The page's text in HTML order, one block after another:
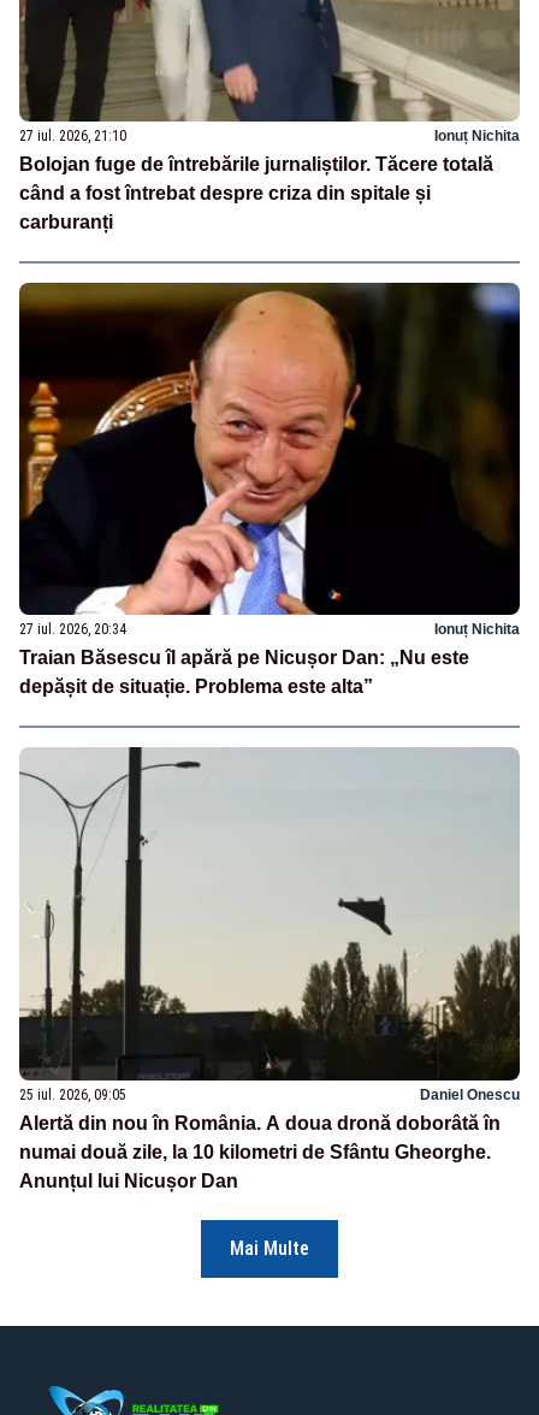
27 iul. 2026, 21:10 Ionuț Nichita
Bolojan fuge de întrebările jurnaliștilor. Tăcere totală
când a fost întrebat despre criza din spitale și
carburanți
27 iul. 2026, 20:34 Ionuț Nichita
Traian Băsescu îl apără pe Nicușor Dan: „Nu este
depășit de situație. Problema este alta”
25 iul. 2026, 09:05 Daniel Onescu
Alertă din nou în România. A doua dronă doborâtă în
numai două zile, la 10 kilometri de Sfântu Gheorghe.
Anunțul lui Nicușor Dan
Mai Multe